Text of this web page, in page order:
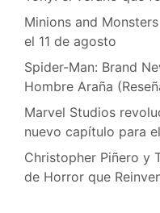
Minions and
el 11 de agosto
Spider-Man: Brand
Hombre Araña
Marvel Studios
nuevo capítulo para
Christopher Piñero y
de Horror que